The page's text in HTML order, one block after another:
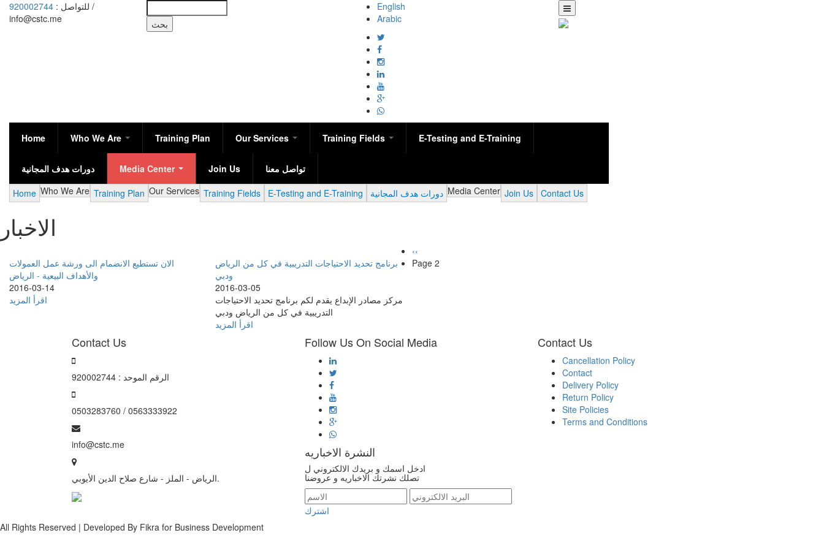
للتواصل : 920002744
/
info@cstc.me
English
Arabic
Home Who We Are Training Plan Our Services Training Fields E-Testing and E-Training
دورات هدف المجانية Media Center Join Us تواصل معنا
Home Who We Are Training Plan Our Services Training Fields E-Testing and E-Training دورات هدف المجانية Media Center Join Us Contact Us
الاخبار
الان تستطيع الانضمام الى ورشة عمل العمولات
والأهداف البيعية - الرياض
2016-03-14
اقرأ المزيد
برنامج تحديد الاحتياجات التدريبية في كل من الرياض
ودبي
2016-03-05
مركز مصادر الإبداع يقدم لكم برنامج تحديد الاحتياجات
التدريبية في كل من الرياض ودبي
اقرأ المزيد
Pagination
Previous
page
‹‹
Page 2
Contact Us
الرقم الموحد : 920002744
0503283760 / 0563333922
info@cstc.me
الرياض - الملز - شارع صلاح الدين الأيوبي.
Follow Us On Social Media
النشرة الاخباريه
ادخل اسمك و بريدك الالكتروني ل
تصلك نشرتك الاخباريه و عروضنا
اشترك
Contact Us
Footer
Cancellation Policy
Contact
Delivery Policy
Return Policy
Site Policies
Terms and Conditions
All Rights Reserved | Developed By Fikra for Business Development